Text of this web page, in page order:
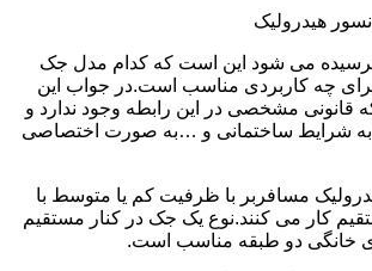
هیدرولیک
می شود این است که کدام مدل جک
برای چه کاربردی مناسب است.در جواب این
قانونی مشخصی در این رابطه وجود ندارد و
به شرایط ساختمانی و …به صورت اختصاصی
مسافربر با ظرفیت کم یا متوسط با
کار می کنند.نوع یک جک در کنار مستقیم
خانگی دو طبقه مناسب است.